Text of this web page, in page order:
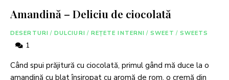
Amandină – Deliciu de ciocolată
DESERTURI / DULCIURI / REȚETE INTERNI / SWEET / SWEETS
1
Când spui prăjitură cu ciocolată, primul gând mă duce la o
amandină cu blat însiropat cu aromă de rom, o cremă din